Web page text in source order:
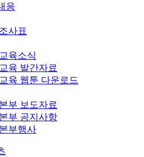
응
사표
육소식
육 발간자료
육 웹툰 다운로드
부 보도자료
부 공지사항
부행사